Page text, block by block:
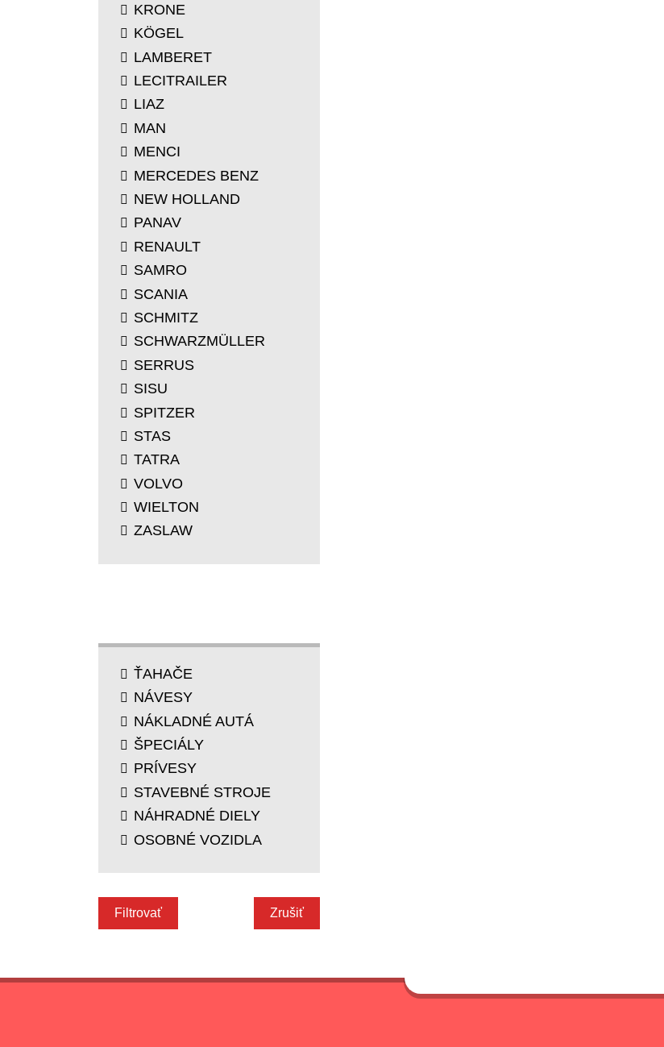
KRONE
KÖGEL
LAMBERET
LECITRAILER
LIAZ
MAN
MENCI
MERCEDES BENZ
NEW HOLLAND
PANAV
RENAULT
SAMRO
SCANIA
SCHMITZ
SCHWARZMÜLLER
SERRUS
SISU
SPITZER
STAS
TATRA
VOLVO
WIELTON
ZASLAW
ŤAHAČE
NÁVESY
NÁKLADNÉ AUTÁ
ŠPECIÁLY
PRÍVESY
STAVEBNÉ STROJE
NÁHRADNÉ DIELY
OSOBNÉ VOZIDLA
Filtrovať Zrušiť